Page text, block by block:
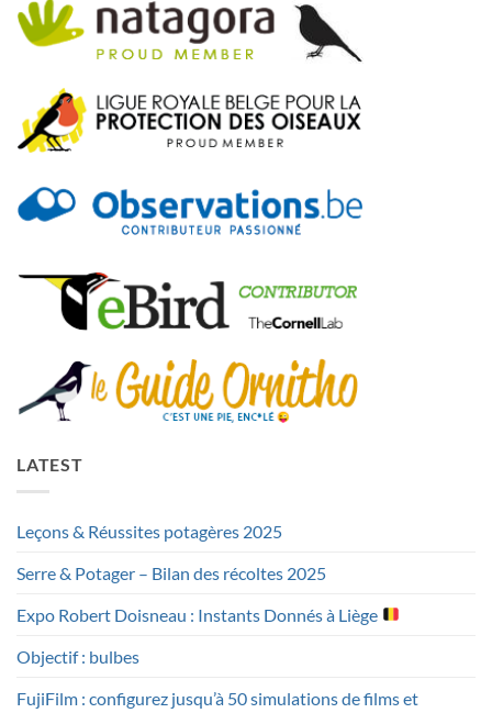
LATEST
Leçons & Réussites potagères 2025
Serre & Potager – Bilan des récoltes 2025
Expo Robert Doisneau : Instants Donnés à Liège
Objectif : bulbes
FujiFilm : configurez jusqu’à 50 simulations de films et